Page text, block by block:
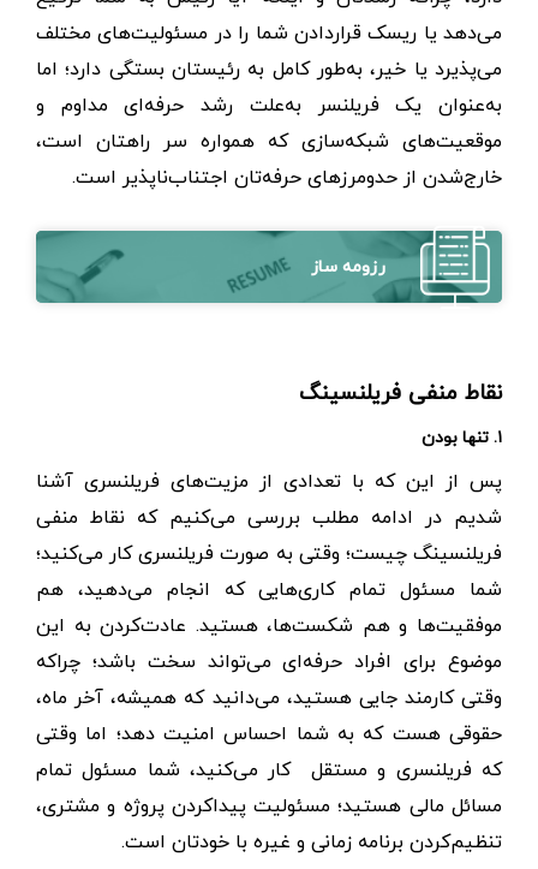
می‌دهد یا ریسک قراردادن شما را در مسئولیت‌های مختلف
می‌پذیرد یا خیر، به‌طور کامل به رئیستان بستگی دارد؛ اما
به‌عنوان یک فریلنسر به‌علت رشد حرفه‌ای مداوم و
موقعیت‌های شبکه‌سازی که همواره سر راهتان است،
خارج‌شدن از حدومرزهای حرفه‌تان اجتناب‌ناپذیر است.
رزومه ساز
نقاط منفی فریلنسینگ
۱. تنها بودن
پس از این که با تعدادی از مزیت‌های فریلنسری آشنا
شدیم در ادامه مطلب بررسی می‌کنیم که نقاط منفی
فریلنسینگ چیست؛ وقتی به صورت فریلنسری کار می‌کنید؛
شما مسئول تمام کاری‌هایی که انجام می‌دهید، هم
موفقیت‌ها و هم شکست‌ها، هستید. عادت‌کردن به این
موضوع برای افراد حرفه‌ای می‌تواند سخت باشد؛ چراکه
وقتی کارمند جایی هستید، می‌دانید که همیشه، آخر ماه،
حقوقی هست که به شما احساس امنیت دهد؛ اما وقتی
که فریلنسری و مستقل کار می‌کنید، شما مسئول تمام
مسائل مالی هستید؛ مسئولیت پیداکردن پروژه و مشتری،
تنظیم‌کردن برنامه زمانی و غیره با خودتان است.